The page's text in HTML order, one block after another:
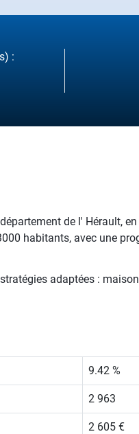
:
de l' Hérault,
habitants, avec une
adaptées :
9.42 %
2 963
2 605 €